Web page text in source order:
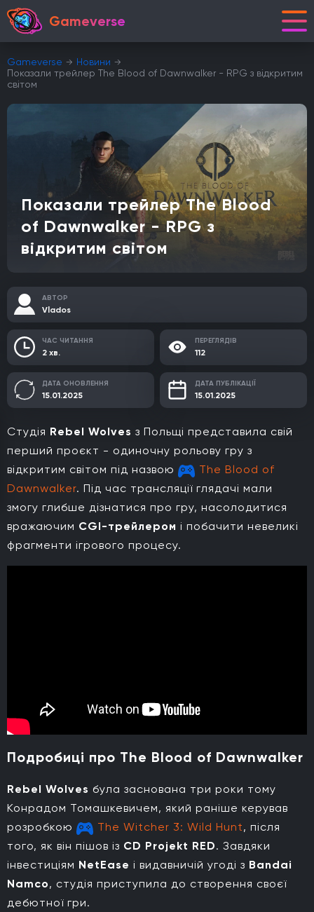
Gameverse
Gameverse
Новини
Показали трейлер The Blood of Dawnwalker - RPG з відкритим
світом
Показали трейлер The Blood
of Dawnwalker - RPG з
відкритим світом
АВТОР
Vlados
ЧАС ЧИТАННЯ
2 хв.
ПЕРЕГЛЯДІВ
112
ДАТА ОНОВЛЕННЯ
15.01.2025
ДАТА ПУБЛІКАЦІЇ
15.01.2025
Студія Rebel Wolves з Польщі представила свій
перший проєкт - одиночну рольову гру з
відкритим світом під назвою
The Blood of
Dawnwalker. Під час трансляції глядачі мали
змогу глибше дізнатися про гру, насолодитися
вражаючим CGI-трейлером і побачити невеликі
фрагменти ігрового процесу.
Подробиці про The Blood of Dawnwalker
Rebel Wolves була заснована три роки тому
Конрадом Томашкевичем, який раніше керував
розробкою
The Witcher 3: Wild Hunt, після
того, як він пішов із CD Projekt RED. Завдяки
інвестиціям NetEase і видавничій угоді з Bandai
Namco, студія приступила до створення своєї
дебютної гри.